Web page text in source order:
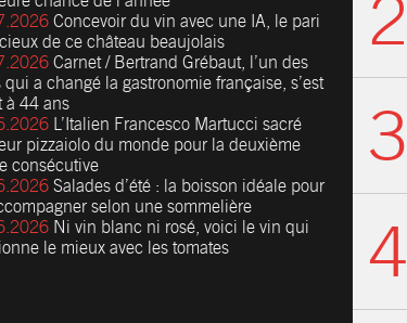
Concevoir du vin avec une IA, le pari
de ce château beaujolais
Carnet / Bertrand Grébaut, l’un des
qui a changé la gastronomie française, s’est
à 44 ans
L’Italien Francesco Martucci sacré
pizzaiolo du monde pour la deuxième
consécutive
Salades d’été : la boisson idéale pour
selon une sommelière
Ni vin blanc ni rosé, voici le vin qui
le mieux avec les tomates